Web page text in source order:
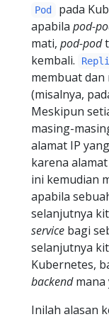
Pod pada
apabila pod-
mati, pod-pod
kembali.
membuat dan
(misalnya,
Meskipun
masing-
alamat IP
karena
ini kemudian
apabila
selanjutnya
service bagi
selanjutnya
Kubernetes,
backendmana
Inilah alasan